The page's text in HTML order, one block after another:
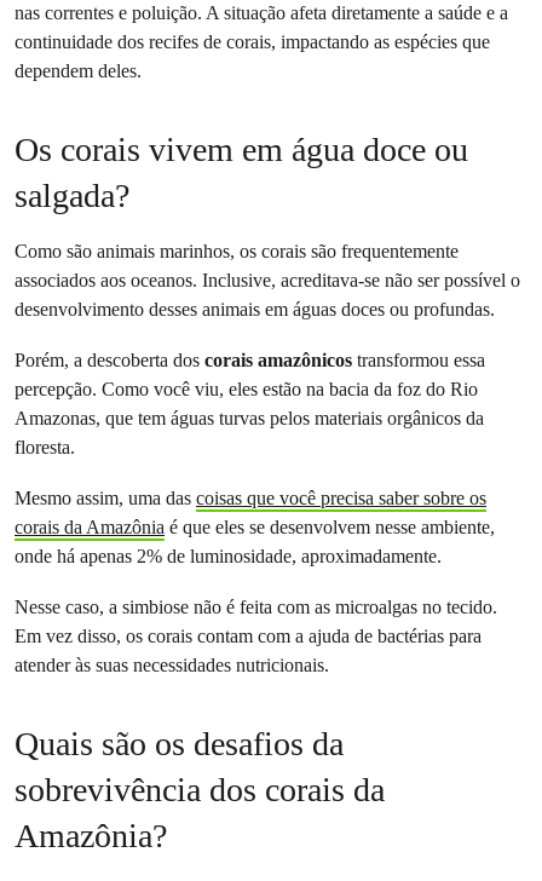
nas correntes e poluição. A situação afeta diretamente a saúde e a
continuidade dos recifes de corais, impactando as espécies que
dependem deles.
Os corais vivem em água doce ou
salgada?
Como são animais marinhos, os corais são frequentemente
associados aos oceanos. Inclusive, acreditava-se não ser possível o
desenvolvimento desses animais em águas doces ou profundas.
Porém, a descoberta dos corais amazônicos transformou essa
percepção. Como você viu, eles estão na bacia da foz do Rio
Amazonas, que tem águas turvas pelos materiais orgânicos da
floresta.
Mesmo assim, uma das coisas que você precisa saber sobre os
corais da Amazônia é que eles se desenvolvem nesse ambiente,
onde há apenas 2% de luminosidade, aproximadamente.
Nesse caso, a simbiose não é feita com as microalgas no tecido.
Em vez disso, os corais contam com a ajuda de bactérias para
atender às suas necessidades nutricionais.
Quais são os desafios da
sobrevivência dos corais da
Amazônia?